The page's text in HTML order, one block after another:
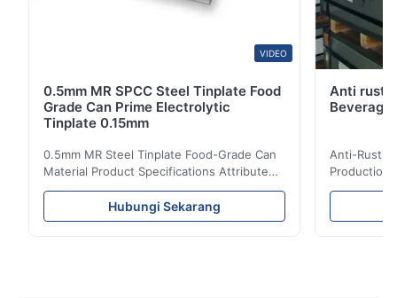
VIDEO
0.5mm MR SPCC Steel Tinplate Food
Grade Can Prime Electrolytic
Tinplate 0.15mm
0.5mm MR Steel Tinplate Food-Grade Can
Material Product Specifications Attribute
Value Product Name 0.5mm MR Steel
Tinplate Food-Grade Can Material Material
MR, SPCC, prime Tinplate / TFS Tin Coating
Hubungi Sekarang
Anti rust
Beverage
Anti-Rust
Production
Value
MR, SPCC,